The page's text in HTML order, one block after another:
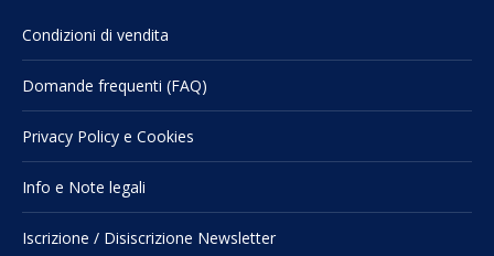
Condizioni di vendita
Domande frequenti (FAQ)
Privacy Policy e Cookies
Info e Note legali
Iscrizione / Disiscrizione Newsletter